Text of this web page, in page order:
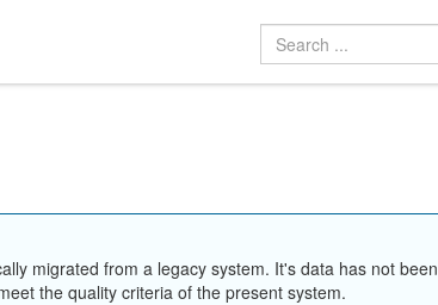
migrated from a legacy system. It's data has not been
the quality criteria of the present system.